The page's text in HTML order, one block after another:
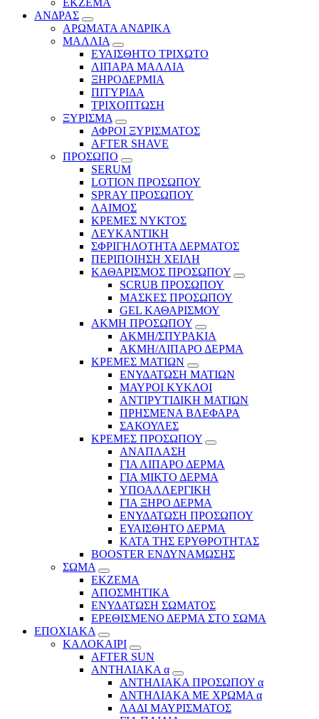
ΑΝΔΡΑΣ
ΑΡΩΜΑΤΑ ΑΝΔΡΙΚΑ
ΜΑΛΛΙΑ
ΕΥΑΙΣΘΗΤΟ ΤΡΙΧΩΤΟ
ΛΙΠΑΡΑ ΜΑΛΛΙΑ
ΞΗΡΟΔΕΡΜΙΑ
ΠΙΤΥΡΙΔΑ
ΤΡΙΧΟΠΤΩΣΗ
ΞΥΡΙΣΜΑ
ΑΦΡΟΙ ΞΥΡΙΣΜΑΤΟΣ
AFTER SHAVE
ΠΡΟΣΩΠΟ
SERUM
LOTION ΠΡΟΣΩΠΟΥ
SPRAY ΠΡΟΣΩΠΟΥ
ΛΑΙΜΟΣ
ΚΡΕΜΕΣ ΝΥΚΤΟΣ
ΛΕΥΚΑΝΤΙΚΗ
ΣΦΡΙΓΗΛΟΤΗΤΑ ΔΕΡΜΑΤΟΣ
ΠΕΡΙΠΟΙΗΣΗ ΧΕΙΛΗ
ΚΑΘΑΡΙΣΜΟΣ ΠΡΟΣΩΠΟΥ
SCRUB ΠΡΟΣΩΠΟΥ
ΜΑΣΚΕΣ ΠΡΟΣΩΠΟΥ
GEL ΚΑΘΑΡΙΣΜΟΥ
ΑΚΜΗ ΠΡΟΣΩΠΟΥ
ΑΚΜΗ/ΣΠΥΡΑΚΙΑ
ΑΚΜΗ/ΛΙΠΑΡΟ ΔΕΡΜΑ
ΚΡΕΜΕΣ ΜΑΤΙΩΝ
ΕΝΥΔΑΤΩΣΗ ΜΑΤΙΩΝ
ΜΑΥΡΟΙ ΚΥΚΛΟΙ
ΑΝΤΙΡΥΤΙΔΙΚΗ ΜΑΤΙΩΝ
ΠΡΗΣΜΕΝΑ ΒΛΕΦΑΡΑ
ΣΑΚΟΥΛΕΣ
ΚΡΕΜΕΣ ΠΡΟΣΩΠΟΥ
ΑΝΑΠΛΑΣΗ
ΓΙΑ ΛΙΠΑΡΟ ΔΕΡΜΑ
ΓΙΑ ΜΙΚΤΟ ΔΕΡΜΑ
ΥΠΟΑΛΛΕΡΓΙΚΗ
ΓΙΑ ΞΗΡΟ ΔΕΡΜΑ
ΕΝΥΔΑΤΩΣΗ ΠΡΟΣΩΠΟΥ
ΕΥΑΙΣΘΗΤΟ ΔΕΡΜΑ
ΚΑΤΑ ΤΗΣ ΕΡΥΘΡΟΤΗΤΑΣ
BOOSTER ΕΝΔΥΝΑΜΩΣΗΣ
ΣΩΜΑ
ΕΚΖΕΜΑ
ΑΠΟΣΜΗΤΙΚΑ
ΕΝΥΔΑΤΩΣΗ ΣΩΜΑΤΟΣ
ΕΡΕΘΙΣΜΕΝΟ ΔΕΡΜΑ ΣΤΟ ΣΩΜΑ
ΕΠΟΧΙΑΚΑ
ΚΑΛΟΚΑΙΡΙ
AFTER SUN
ΑΝΤΗΛΙΑΚΑ α
ΑΝΤΗΛΙΑΚΑ ΠΡΟΣΩΠΟΥ α
ΑΝΤΗΛΙΑΚΑ ΜΕ ΧΡΩΜΑ α
ΛΑΔΙ ΜΑΥΡΙΣΜΑΤΟΣ